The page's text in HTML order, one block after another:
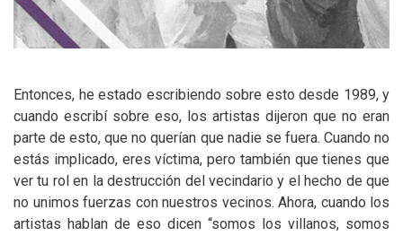
Entonces, he estado escribiendo sobre esto desde 1989, y
cuando escribí sobre eso, los artistas dijeron que no eran
parte de esto, que no querían que nadie se fuera. Cuando no
estás implicado, eres víctima, pero también que tienes que
ver tu rol en la destrucción del vecindario y el hecho de que
no unimos fuerzas con nuestros vecinos. Ahora, cuando los
artistas hablan de eso dicen “somos los villanos, somos